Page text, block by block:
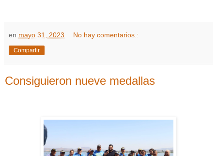
en mayo 31, 2023 No hay comentarios.:
Compartir
Consiguieron nueve medallas